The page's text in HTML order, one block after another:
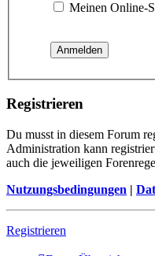
Meinen Online-
Registrieren
Du musst in diesem Forum
Administration kann
auch die jeweiligen
Nutzungsbedingungen |
Registrieren